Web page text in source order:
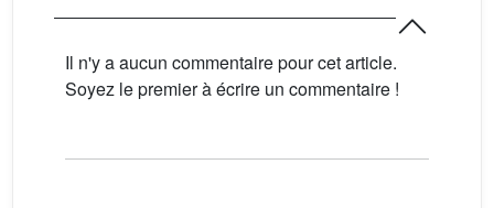
Il n'y a aucun commentaire pour cet article.
Soyez le premier à écrire un commentaire !